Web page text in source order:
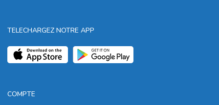
TELECHARGEZ NOTRE APP
COMPTE